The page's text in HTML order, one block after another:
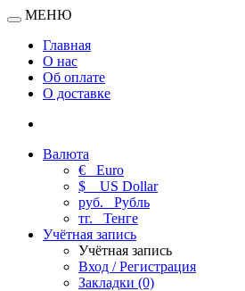
МЕНЮ
Главная
О нас
Об оплате
О доставке
Валюта
€ Euro
$
US Dollar
руб. Рубль
тг. Тенге
Учётная запись
Учётная запись
Вход / Регистрация
Закладки (0)